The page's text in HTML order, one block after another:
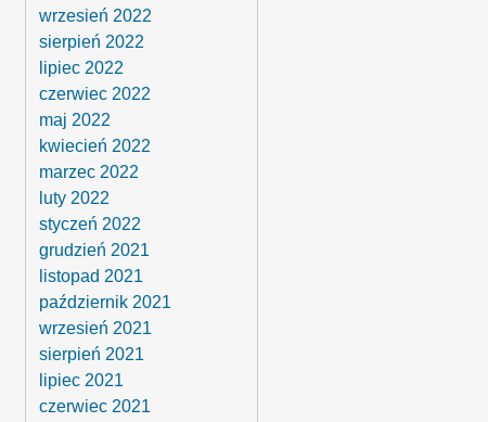
wrzesień 2022
sierpień 2022
lipiec 2022
czerwiec 2022
maj 2022
kwiecień 2022
marzec 2022
luty 2022
styczeń 2022
grudzień 2021
listopad 2021
październik 2021
wrzesień 2021
sierpień 2021
lipiec 2021
czerwiec 2021